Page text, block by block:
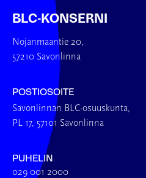
BLC-KONSERNI
Nojanmaantie 20,
57210 Savonlinna
POSTIOSOITE
Savonlinnan BLC-osuuskunta,
PL 17, 57101 Savonlinna
PUHELIN
029 001 2000